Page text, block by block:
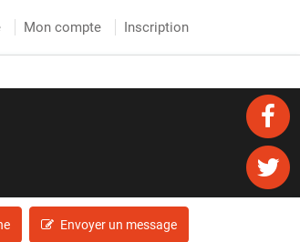
Mon compte Inscription
Envoyer un message